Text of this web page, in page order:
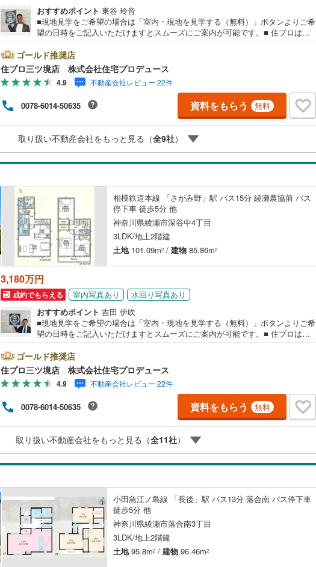
おすすめポイント 東谷 玲音
■現地見学をご希望の場合は「室内・現地を見学する（無料）」ボタンよりご希
望の日時をご記入いただけますとスムーズにご案内が可能です。■ 住プロは大
アの不動産売買専門会社です！最新物件情報や当社限定で販売する物件情報も
多数ございますので、お気軽にお問合せ下さい！ -------------- 弊社独自の住宅ロ
ーン提案システム 弊社ではファイナンシャル専門スタッフによる【丁寧な資金
アドバイス】【ファイナンシャルプラン提案書の作成】を随時行っておりま
す。意外に知らないお客様が多い【定年時の住宅ローン残高】【住宅購入者だ
けが加入できる無料の生命保険】【13年間もらえる、国からの特別ボーナス】
これから多くなる【教育費】住宅を買った後から始まる【住宅ローン返済】65
安な部分を明確にしていきませんか？？ --------------
ゴールド推奨店
住プロ三ツ境店 株式会社住宅プロデュース
4.9 不動産会社レビュー 22件
0078-6014-50635 資料をもらう 無料
取り扱い不動産会社をもっと見る（全9社）
相模鉄道本線 「さがみ野」駅 バス15分 綾瀬農協前 バス
停下車 徒歩5分 他
神奈川県綾瀬市深谷中4丁目
3LDK/地上2階建
土地101.09m2 / 建物 85.86m2
3,180万円
成約でもらえる 室内写真あり
水回り写真あり
おすすめポイント 吉田 伊吹
■現地見学をご希望の場合は「室内・現地を見学する（無料）」ボタンよりご希
望の日時をご記入いただけますとスムーズにご案内が可能です。■ 住プロは大
アの不動産売買専門会社です！最新物件情報や当社限定で販売する物件情報も
多数ございますので、お気軽にお問合せ下さい！ -------------- 弊社独自の住宅ロ
ーン提案システム 弊社ではファイナンシャル専門スタッフによる【丁寧な資金
アドバイス】【ファイナンシャルプラン提案書の作成】を随時行っておりま
す。意外に知らないお客様が多い【定年時の住宅ローン残高】【住宅購入者だ
けが加入できる無料の生命保険】【13年間もらえる、国からの特別ボーナス】
これから多くなる【教育費】住宅を買った後から始まる【住宅ローン返済】65
安な部分を明確にしていきませんか？？ --------------
ゴールド推奨店
住プロ三ツ境店 株式会社住宅プロデュース
4.9 不動産会社レビュー 22件
0078-6014-50635 資料をもらう 無料
取り扱い不動産会社をもっと見る（全11社）
小田急江ノ島線 「長後」駅 バス13分 落合南 バス停下車
徒歩5分 他
神奈川県綾瀬市落合南3丁目
3LDK/地上2階建
土地95.8m2 / 建物 96.46m2
収納
ウォークインクローゼット
（82）
）
販売、価格、契約、入居関連など
即入居可能（61 ）
オンライン対応
オンライン内見(相談)可（83） IT重説可（39）
オンライン対応とは？